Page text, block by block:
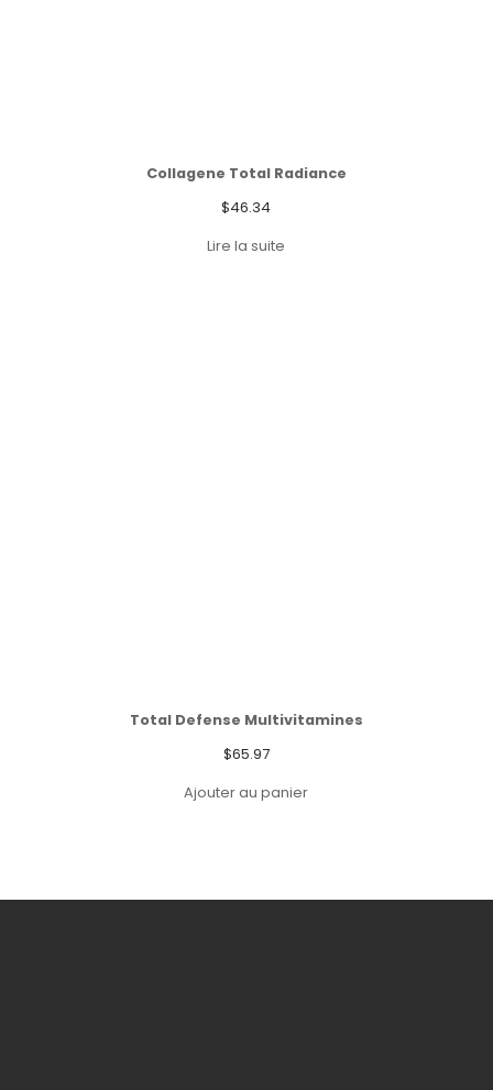
Collagene Total Radiance
$46.34
Lire la suite
Total Defense Multivitamines
$65.97
Ajouter au panier